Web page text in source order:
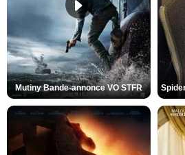
Mutiny Bande-annonce VO STFR